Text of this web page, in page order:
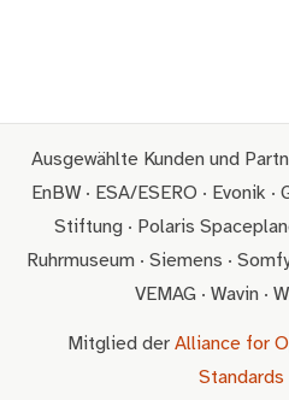
Ausgewählte Kunden und
EnBW · ESA/ESERO · Evonik ·
Stiftung · Polaris
Ruhrmuseum · Siemens ·
VEMAG · Wavin ·
Mitglied der Alliance for
Standards